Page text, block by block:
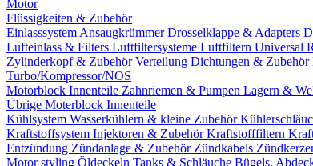
Motor
Flüssigkeiten & Zubehör
Einlasssystem AnsaugkrümmerDrosselklappe & Adapters
Lufteinlass & Filters Luftfiltersysteme Luftfiltern Universal
Zylinderkopf & ZubehörVerteilung Dichtungen & Zubehör
Turbo/Kompressor/NOS
Motorblock Innenteile Zahnriemen & Pumpen Lagern &
Übrige Moterblock Innenteile
Kühlsystem Wasserkühlern & kleine Zubehör
Kraftstoffsystem Injektoren & ZubehörKraftstofffiltern
Entzündung Zündanlage & Zubehör Zündkabels
Motor styling Öldeckeln Tanks & Schläuche Bügels,